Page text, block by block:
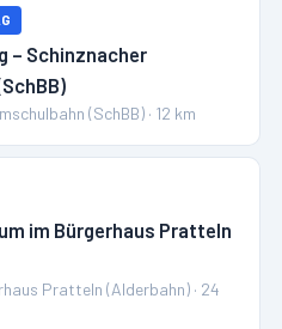
– Schinznacher
(SchBB) · 12 km
im Bürgerhaus Pratteln
Pratteln (Alderbahn) · 24